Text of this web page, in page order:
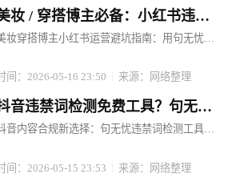
中的违禁词问题成了众多品牌和...
妆 / 穿搭博主必备：小红书违禁
检测工具句无忧
妆穿搭博主小红书运营避坑指南：用句无忧搞
记可能因一句"最显瘦"被限流，一场美妆直播可
因"美白神器"被平台下架。对于依赖内容输出
美妆穿搭博主而言，违禁词...
间：2026-05-16 23:50 来源：网络整理
音违禁词检测免费工具？句无忧
足合规需求
音内容合规新选择：句无忧违禁词检测工具，
发展的当下，内容创作者和电商运营者们面临着
间：2026-05-15 23:53 来源：网络整理